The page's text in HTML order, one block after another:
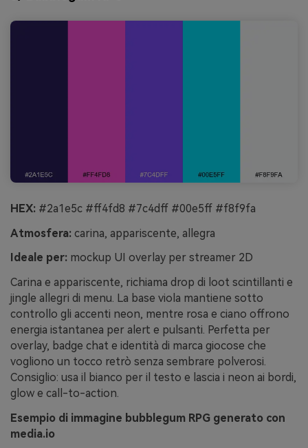
HEX: #2a1e5c #ff4fd8 #7c4dff #00e5ff #f8f9fa
Atmosfera: carina, appariscente, allegra
Ideale per: mockup UI overlay per streamer 2D
Carina e appariscente, richiama drop di loot scintillanti e
jingle allegri di menu. La base viola mantiene sotto
controllo gli accenti neon, mentre rosa e ciano offrono
energia istantanea per alert e pulsanti. Perfetta per
overlay, badge chat e identità di marca giocose che
vogliono un tocco retrò senza sembrare polverosi.
Consiglio: usa il bianco per il testo e lascia i neon ai bordi,
glow e call-to-action.
Esempio di immagine bubblegum RPG generato con
media.io